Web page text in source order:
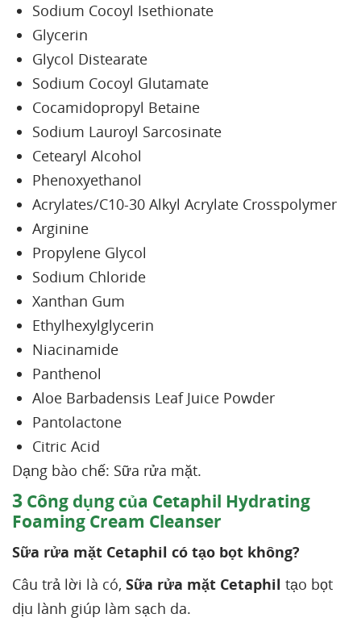
Sodium Cocoyl Isethionate
Glycerin
Glycol Distearate
Sodium Cocoyl Glutamate
Cocamidopropyl Betaine
Sodium Lauroyl Sarcosinate
Cetearyl Alcohol
Phenoxyethanol
Acrylates/C10-30 Alkyl Acrylate Crosspolymer
Arginine
Propylene Glycol
Sodium Chloride
Xanthan Gum
Ethylhexylglycerin
Niacinamide
Panthenol
Aloe Barbadensis Leaf Juice Powder
Pantolactone
Citric Acid
Dạng bào chế: Sữa rửa mặt.
3 Công dụng của Cetaphil Hydrating
Foaming Cream Cleanser
Sữa rửa mặt Cetaphil có tạo bọt không?
Câu trả lời là có, Sữa rửa mặt Cetaphil tạo bọt
dịu lành giúp làm sạch da.